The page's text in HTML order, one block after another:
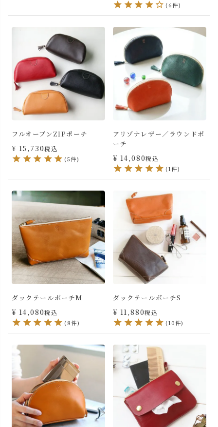
(6件)
フルオープンZIPポーチ
¥ 15,730税込
(5件)
アリゾナレザー／ラウンドポ
ーチ
¥ 14,080税込
(1件)
ダックテールポーチM
¥ 14,080税込
(8件)
ダックテールポーチS
¥ 11,880税込
(10件)